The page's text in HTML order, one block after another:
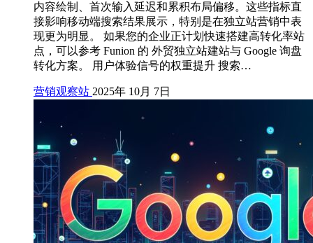
内容绘制、首次输入延迟和累积布局偏移。这些指标直
接影响移动端搜索结果展示，特别是在独立站营销中表
现更为明显。 如果您的企业正计划快速搭建高转化率站
点，可以参考 Funion 的 外贸独立站建站与 Google 询盘
转化方案。 用户体验信号的权重提升 搜索…
营销观察站 2025年 10月 7日